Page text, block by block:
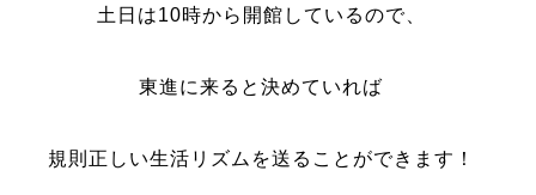
土日は10時から開館しているので、
東進に来ると決めていれば
規則正しい生活リズムを送ることができます！